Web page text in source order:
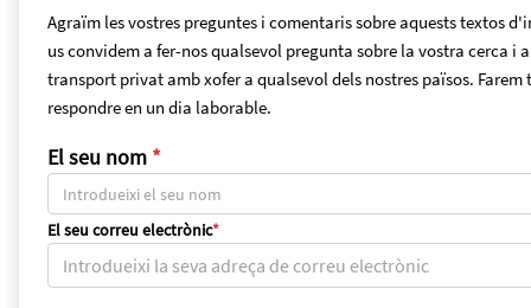
Agraïm les vostres preguntes i comentaris sobre aquests textos
us convidem a fer-nos qualsevol pregunta sobre la vostra cerca i
transport privat amb xofer a qualsevol dels nostres països. Farem
respondre en un dia laborable.
El seu nom *
El seu correu electrònic*